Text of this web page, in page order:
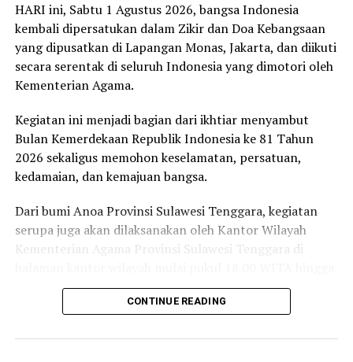
Penyebab
Ada banyak faktor yang mendorong seseorang
melakukan tindakan bunuh diri.
1) masalah kesehatan mental seperti depresi, gangguan
kecemasan, dan stres berat;
kemiskinan, atau konflik dalam keluarga atau orang
terdekat;
kesehatan mental. ;
diri yang terekspos secara luas justru memicu tindakan
HARI ini, Sabtu 1 Agustus 2026, bangsa Indonesia
kembali dipersatukan dalam Zikir dan Doa Kebangsaan
yang dipusatkan di Lapangan Monas, Jakarta, dan diikuti
secara serentak di seluruh Indonesia yang dimotori oleh
Kementerian Agama.
Kegiatan ini menjadi bagian dari ikhtiar menyambut
Bulan Kemerdekaan Republik Indonesia ke 81 Tahun
2026 sekaligus memohon keselamatan, persatuan,
kedamaian, dan kemajuan bangsa.
Dari bumi Anoa Provinsi Sulawesi Tenggara, kegiatan
serupa juga akan dilaksanakan oleh Kantor Wilayah
Kementerian Agama Provinsi Sulawesi Tenggara di
memanjatkan doa bagi bangsa. Kehadiran mereka
CONTINUE READING